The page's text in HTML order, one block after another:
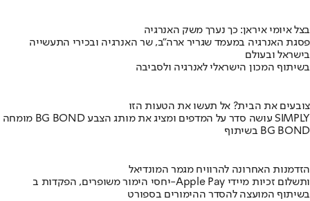
בצל איומי איראן: כך נערך משק האנרגיה
פסגת האנרגיה במעמד שגריר ארה"ב, שר האנרגיה ובכירי התעשייה
בישראל ובעולם
בשיתוף המכון הישראלי לאנרגיה ולסביבה
צובעים את הבית? אל תעשו את הטעות הזו
מומחה BG BOND עושה סדר על המדפים ומציג את מותג הצבע SIMPLY
בשיתוף BG BOND
הזדמנות האחרונה להרוויח מגמר המונדיאל
יחסי הימור משופרים, הפקדות ב-Apple Pay ותשלום זכיות מיידי
בשיתוף המועצה להסדר ההימורים בספורט